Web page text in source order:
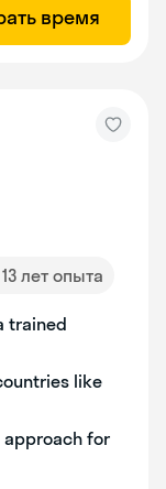
время
13 лет опыта
trained
like
approach for